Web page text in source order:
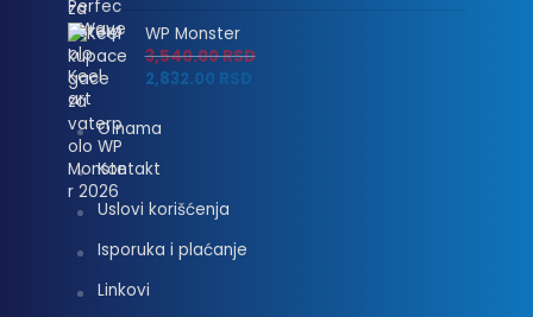
WP Monster
3,540.00RSD
2,832.00 RSD
O nama
Kontakt
Uslovi korišćenja
Isporuka i plaćanje
Linkovi